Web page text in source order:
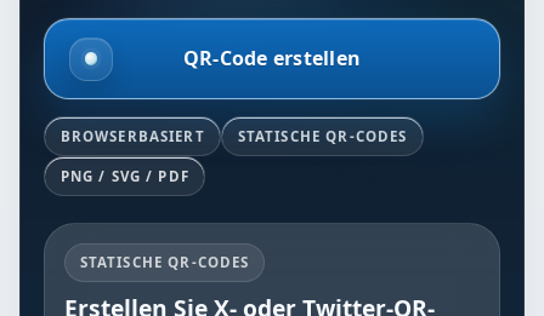
QR-Code erstellen
BROWSERBASIERT STATISCHE QR-CODES
PNG / SVG / PDF
STATISCHE QR-CODES
Erstellen Sie X- oder Twitter-QR-